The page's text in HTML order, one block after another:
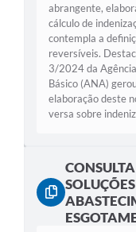
abrangente,
cálculo de
contempla a
reversíveis.
3/2024 da
Básico (ANA)
elaboração deste
versa sobre